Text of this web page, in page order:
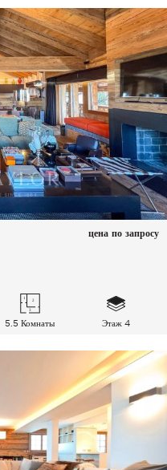
цена по запросу
5.5 Комнаты Этаж 4